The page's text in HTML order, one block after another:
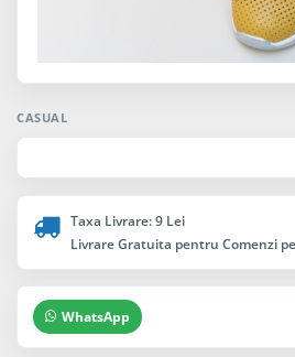
CASUAL
Taxa Livrare: 9 Lei
Livrare Gratuita pentru Comenzi
WhatsApp